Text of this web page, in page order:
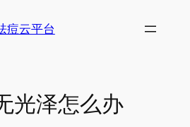
痘云平台
光泽怎么办